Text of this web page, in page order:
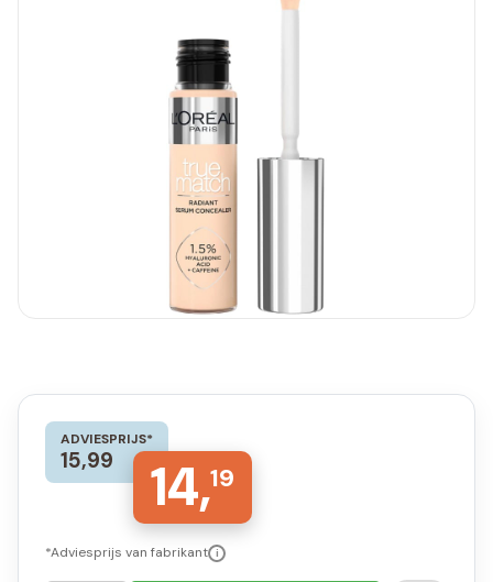
ADVIESPRIJS*
15,99 14,19
*Adviesprijs van fabrikant i